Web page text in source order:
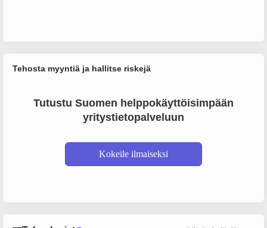
Tehosta myyntiä ja hallitse riskejä
Tutustu Suomen helppokäyttöisimpään
yritystietopalveluun
Kokeile ilmaiseksi